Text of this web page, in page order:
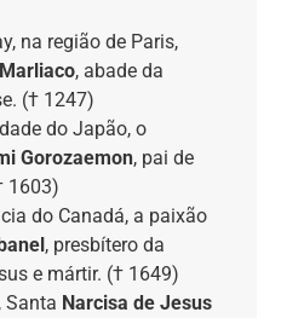
na região de Paris,
, abade da
(† 1247)
do Japão, o
Gorozaemon, pai de
1603)
do Canadá, a paixão
, presbítero da
e mártir. († 1649)
Santa Narcisa de Jesus